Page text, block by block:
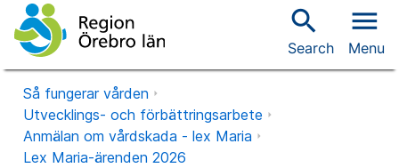
search
Search
menu
Menu
Så fungerar vården
Utvecklings- och förbättringsarbete
Anmälan om vårdskada - lex Maria
Lex Maria-ärenden 2026